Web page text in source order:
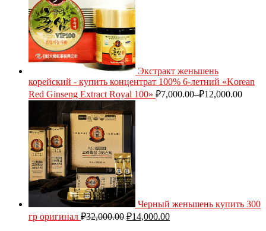
Экстракт женьшень
корейский - купить концентрат 100% 6-летний «Korean
Red Ginseng Extract Royal 100» ₽7,000.00–₽12,000.00
Черный женьшень купить 300
гр оригинал ₽32,000.00 ₽14,000.00